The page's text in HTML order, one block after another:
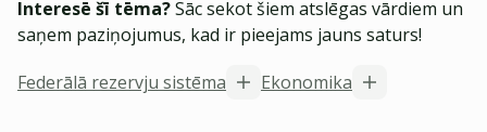
Interesē šī tēma?Sāc sekot šiem atslēgas vārdiem un
saņem paziņojumus, kad ir pieejams jauns saturs!
Federālā rezervju sistēma
Ekonomika